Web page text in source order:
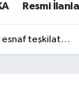
Resmi
buluştu